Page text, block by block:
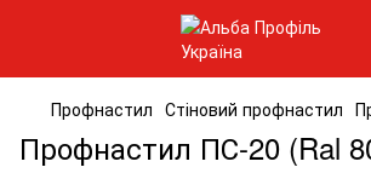
Профнастил Стіновий профнастил
Профнастил ПС-20 (Ral